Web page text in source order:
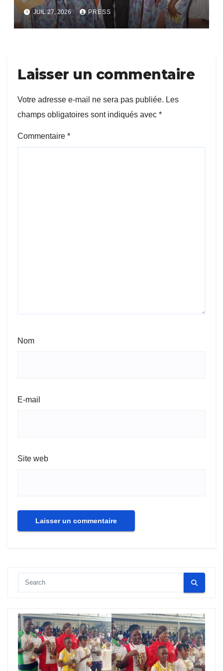
bientôt lance.
JUIL 27, 2026 PRESS
Laisser un commentaire
Votre adresse e-mail ne sera pas publiée. Les
champs obligatoires sont indiqués avec *
Commentaire *
Nom
E-mail
Site web